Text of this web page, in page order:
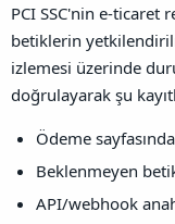
PCI SSC'nin e-ticaret
betiklerin
izlemesi üzerinde
doğrulayarak şu
Ödeme
Beklenmeyen
API/webhook